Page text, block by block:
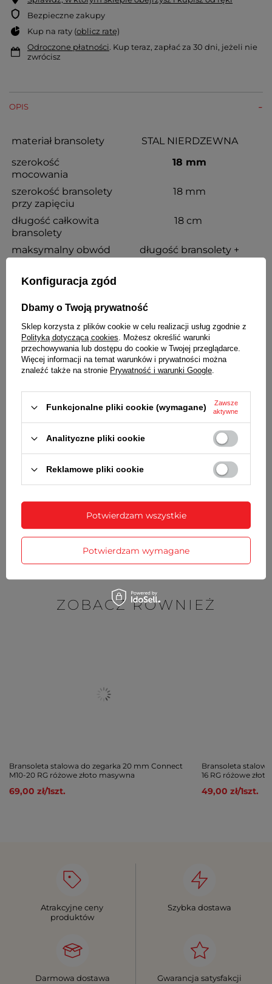
Bezpieczne zakupy
Kup na raty (oblicz ratę)
Odroczone płatności. Kup teraz, zapłać za 30 dni, jeżeli nie
zwrócisz
OPIS
materiał bransolety
STAL NIERDZEWNA
szerokość
mocowania
18 mm
szerokość bransolety
przy zapięciu
18 mm
długość całkowita
bransolety
18 cm
maksymalny obwód
nadgarstka
długość bransolety +
wysokość koperty zegarka
możliwość skracania
złoty srebrny błyszczący
rodzaj zapięcia
motylkowe
grubość
3,2 mm
Wraz z bransoletą otrzymasz:
dowód zakupu - paragon lub fakturę VAT
komplet teleskopów
Potrzebujesz pomocy? Masz pytania?
Zadaj pytanie a my odpowiemy
niezwłocznie, najciekawsze pytania i
odpowiedzi publikując dla innych.
Zadaj pytanie
ZOBACZ RÓWNIEŻ
Bransoleta stalowa do zegarka 20 mm Connect
M10-20 RG różowe złoto masywna
69,00 zł/1szt.
Bransoleta
16 RG różowe
49,00 zł/1szt.
Atrakcyjne ceny
produktów
Szybka dostawa
Darmowa dostawa
Gwarancja satysfakcji
Konfiguracja zgód
Dbamy o Twoją prywatność
Sklep korzysta z plików cookie w celu realizacji usług zgodnie z
Polityką dotyczącą cookies. Możesz określić warunki
przechowywania lub dostępu do cookie w Twojej przeglądarce.
Więcej informacji na temat warunków i prywatności można
znaleźć także na stronie Prywatność i warunki Google.
Funkcjonalne pliki cookie (wymagane)
Zawsze
aktywne
Analityczne pliki cookie
Reklamowe pliki cookie
Potwierdzam wymagane
Potwierdzam wszystkie